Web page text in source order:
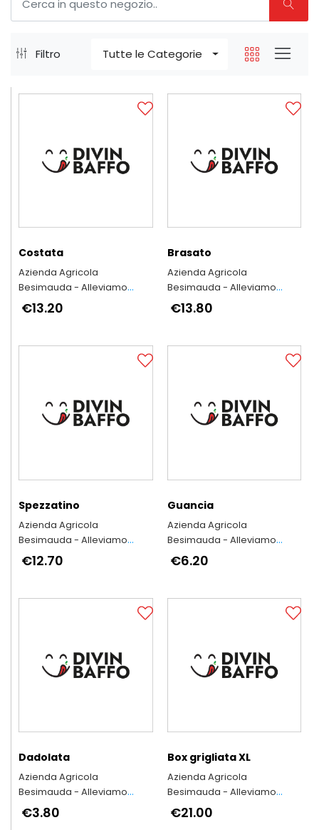
Filtro Tutte le Categorie
Costata
Azienda Agricola
Besimauda - Alleviamo
secondo l'antica tradizione
piemontese
€13.20
Brasato
Azienda Agricola
Besimauda - Alleviamo
secondo l'antica tradizione
piemontese
€13.80
Spezzatino
Azienda Agricola
Besimauda - Alleviamo
secondo l'antica tradizione
piemontese
€12.70
Guancia
Azienda Agricola
Besimauda - Alleviamo
secondo l'antica tradizione
piemontese
€6.20
Dadolata
Azienda Agricola
Besimauda - Alleviamo
secondo l'antica tradizione
piemontese
€3.80
Box grigliata XL
Azienda Agricola
Besimauda - Alleviamo
secondo l'antica tradizione
piemontese
€21.00